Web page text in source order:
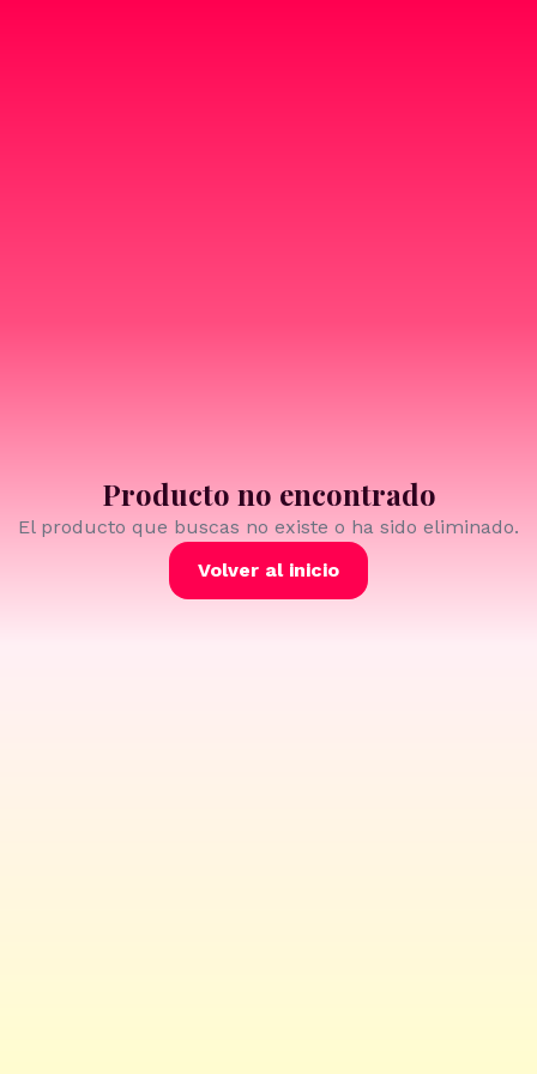
Producto no encontrado
El producto que buscas no existe o ha sido eliminado.
Volver al inicio